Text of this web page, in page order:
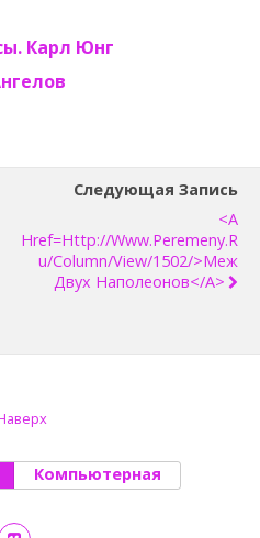
Карл Юнг
Следующая Запись
<a
Href=http://www.peremeny.r
U/column/view/1502/>Меж
Двух Наполеонов</a>
Компьютерная